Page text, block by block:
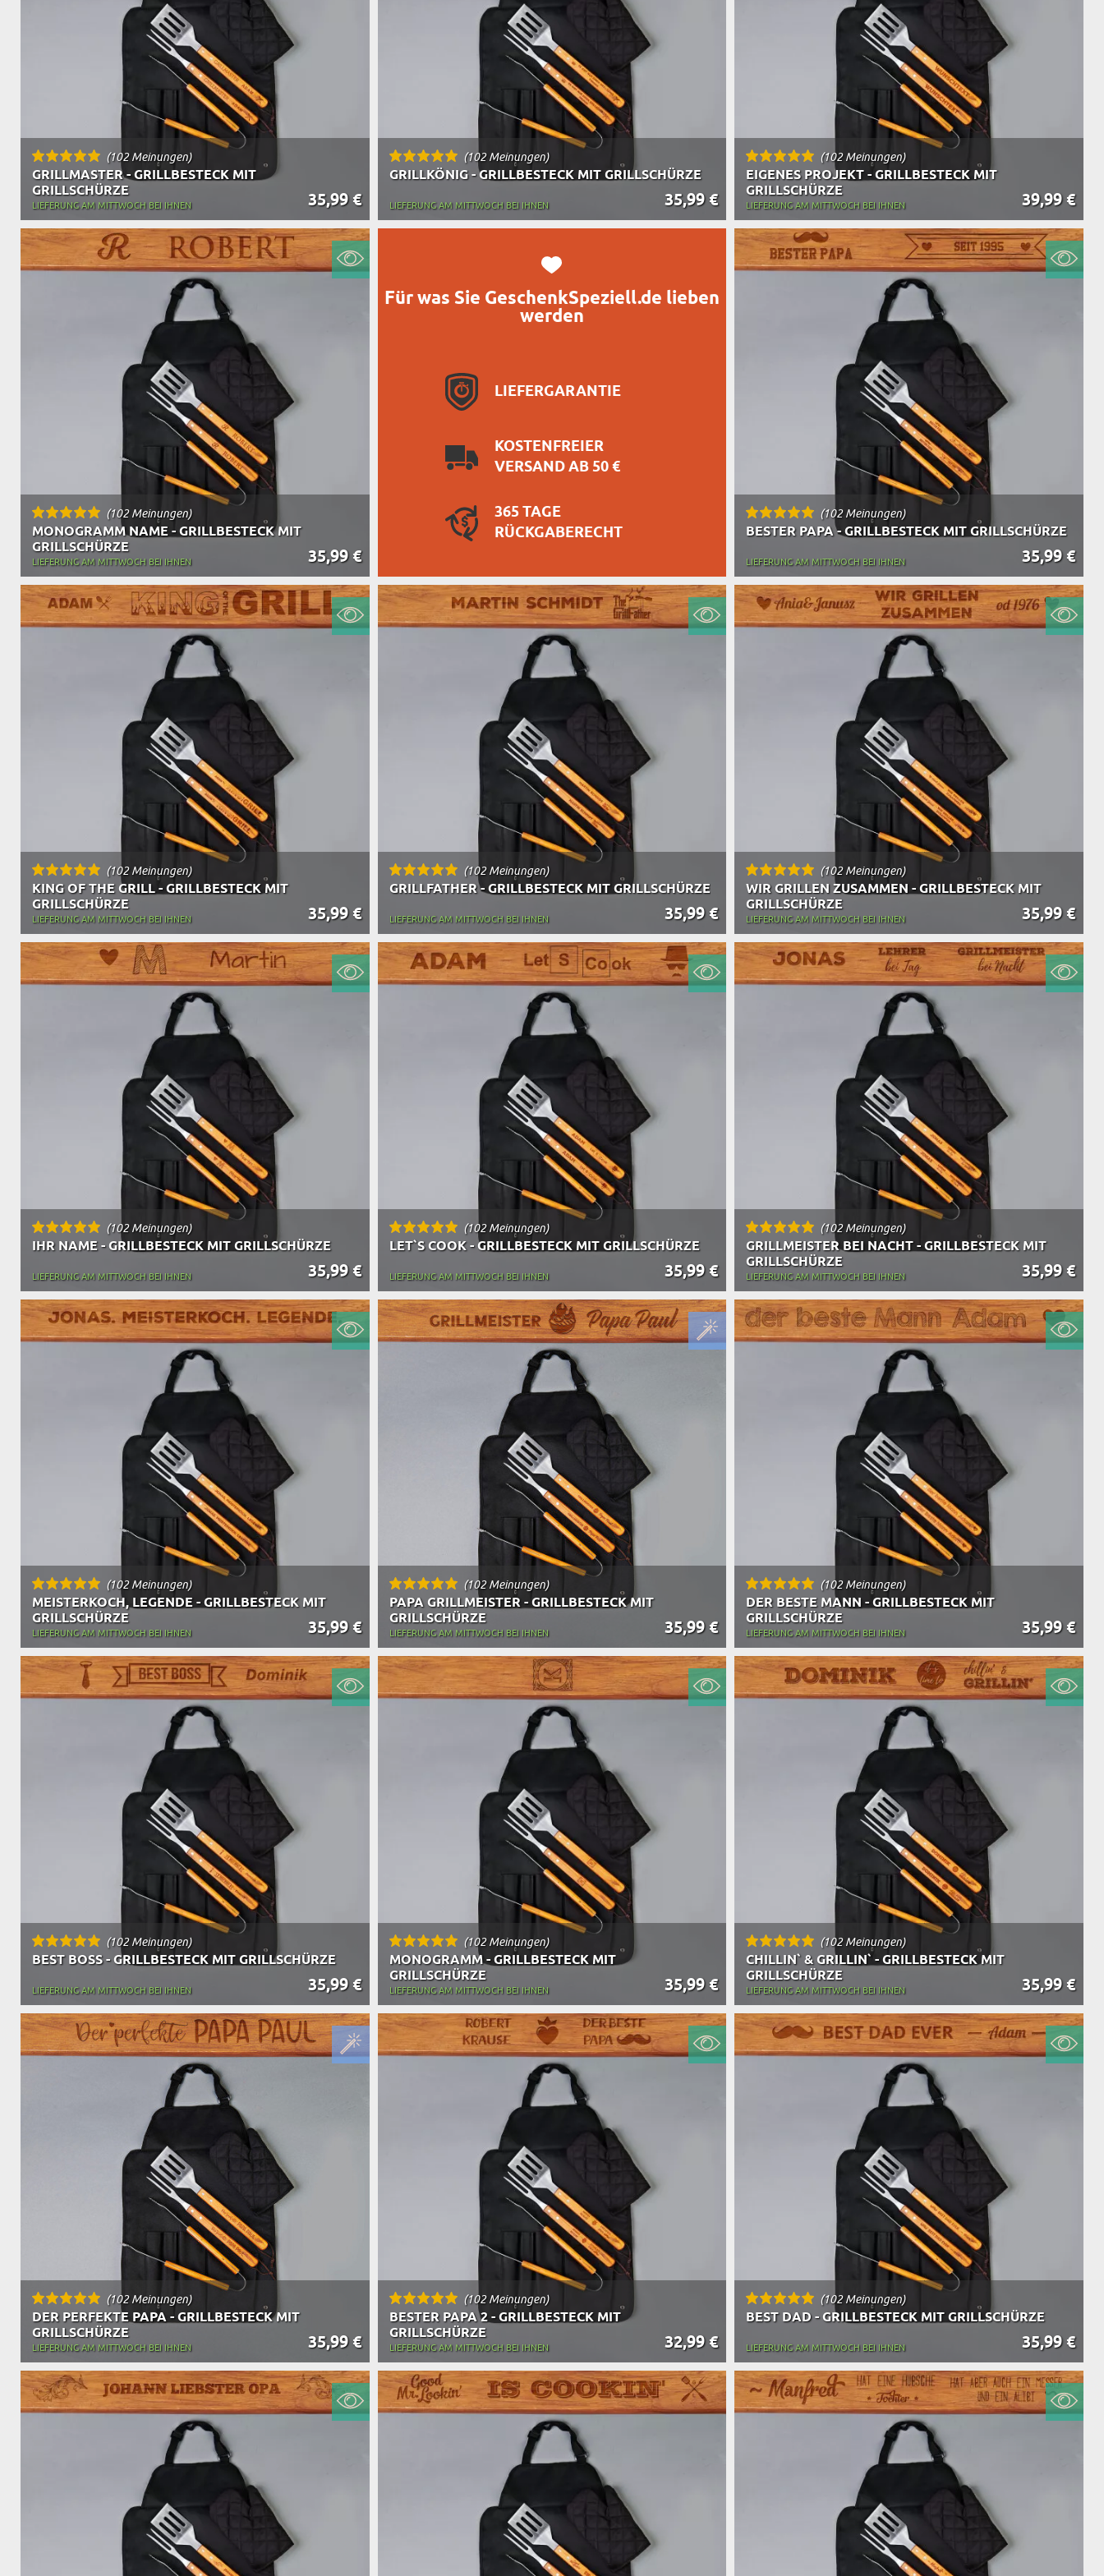
GESCHENKE FÜR SCHWIEGERELTERNART DES GESCHENKS
TASSE MIT UNTERSETZER
(102 Meinungen)
GRILLMASTER - GRILLBESTECK MIT
GRILLSCHÜRZE
35,99 €
LIEFERUNG AM MITTWOCH BEI IHNEN
(102 Meinungen)
GRILLKÖNIG - GRILLBESTECK MIT GRILLSCHÜRZE
35,99 €
LIEFERUNG AM MITTWOCH BEI IHNEN
Für was Sie GeschenkSpeziell.de lieben
werden
LIEFERGARANTIE
KOSTENFREIER
VERSAND AB 50 €
365 TAGE
RÜCKGABERECHT
(102 Meinungen)
EIGENES PROJEKT - GRILLBESTECK MIT
GRILLSCHÜRZE
39,99 €
LIEFERUNG AM MITTWOCH BEI IHNEN
(102 Meinungen)
MONOGRAMM NAME - GRILLBESTECK MIT
GRILLSCHÜRZE
35,99 €
LIEFERUNG AM MITTWOCH BEI IHNEN
(102 Meinungen)
BESTER PAPA - GRILLBESTECK MIT GRILLSCHÜRZE
35,99 €
LIEFERUNG AM MITTWOCH BEI IHNEN
(102 Meinungen)
KING OF THE GRILL - GRILLBESTECK MIT
GRILLSCHÜRZE
35,99 €
LIEFERUNG AM MITTWOCH BEI IHNEN
(102 Meinungen)
GRILLFATHER - GRILLBESTECK MIT GRILLSCHÜRZE
35,99 €
LIEFERUNG AM MITTWOCH BEI IHNEN
(102 Meinungen)
LET`S COOK - GRILLBESTECK MIT GRILLSCHÜRZE
35,99 €
LIEFERUNG AM MITTWOCH BEI IHNEN
(102 Meinungen)
WIR GRILLEN ZUSAMMEN - GRILLBESTECK MIT
GRILLSCHÜRZE
35,99 €
LIEFERUNG AM MITTWOCH BEI IHNEN
(102 Meinungen)
IHR NAME - GRILLBESTECK MIT GRILLSCHÜRZE
35,99 €
LIEFERUNG AM MITTWOCH BEI IHNEN
(102 Meinungen)
GRILLMEISTER BEI NACHT - GRILLBESTECK MIT
GRILLSCHÜRZE
35,99 €
LIEFERUNG AM MITTWOCH BEI IHNEN
(102 Meinungen)
MEISTERKOCH, LEGENDE - GRILLBESTECK MIT
GRILLSCHÜRZE
35,99 €
LIEFERUNG AM MITTWOCH BEI IHNEN
(102 Meinungen)
PAPA GRILLMEISTER - GRILLBESTECK MIT
GRILLSCHÜRZE
35,99 €
LIEFERUNG AM MITTWOCH BEI IHNEN
(102 Meinungen)
MONOGRAMM - GRILLBESTECK MIT
GRILLSCHÜRZE
35,99 €
LIEFERUNG AM MITTWOCH BEI IHNEN
(102 Meinungen)
DER BESTE MANN - GRILLBESTECK MIT
GRILLSCHÜRZE
35,99 €
LIEFERUNG AM MITTWOCH BEI IHNEN
(102 Meinungen)
BEST BOSS - GRILLBESTECK MIT GRILLSCHÜRZE
35,99 €
LIEFERUNG AM MITTWOCH BEI IHNEN
(102 Meinungen)
CHILLIN` & GRILLIN` - GRILLBESTECK MIT
GRILLSCHÜRZE
35,99 €
LIEFERUNG AM MITTWOCH BEI IHNEN
(102 Meinungen)
DER PERFEKTE PAPA - GRILLBESTECK MIT
GRILLSCHÜRZE
35,99 €
LIEFERUNG AM MITTWOCH BEI IHNEN
(102 Meinungen)
BESTER PAPA 2 - GRILLBESTECK MIT
GRILLSCHÜRZE
32,99 €
LIEFERUNG AM MITTWOCH BEI IHNEN
(102 Meinungen)
BEST DAD - GRILLBESTECK MIT GRILLSCHÜRZE
35,99 €
LIEFERUNG AM MITTWOCH BEI IHNEN